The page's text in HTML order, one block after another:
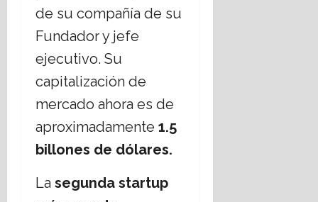
de su compañía de su
Fundador y jefe
ejecutivo. Su
capitalización de
mercado ahora es de
aproximadamente 1.5
billones de dólares.
La segunda startup